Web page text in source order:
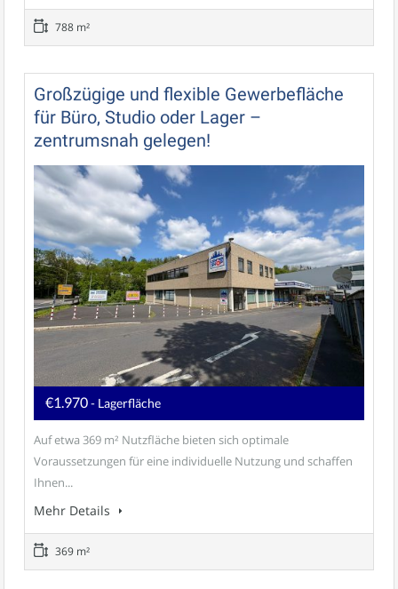
788 m²
Großzügige und flexible Gewerbefläche
für Büro, Studio oder Lager –
zentrumsnah gelegen!
€1.970- Lagerfläche
Auf etwa 369 m² Nutzfläche bieten sich optimale
Voraussetzungen für eine individuelle Nutzung und schaffen
Ihnen...
Mehr Details
369 m²